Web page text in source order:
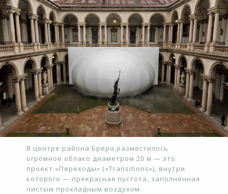
В центре района Брера разместилось
огромное облако диаметром 20 м — это
проект «Переходы» («Transitions»), внутри
которого — прекрасная пустота, заполненная
чистым прохладным воздухом.